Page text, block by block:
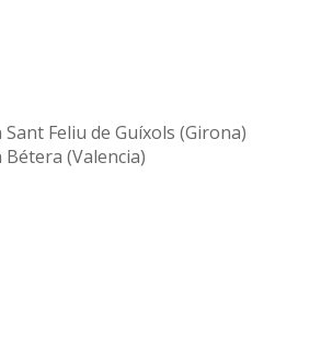
Feliu de Guíxols (Girona)
(Valencia)